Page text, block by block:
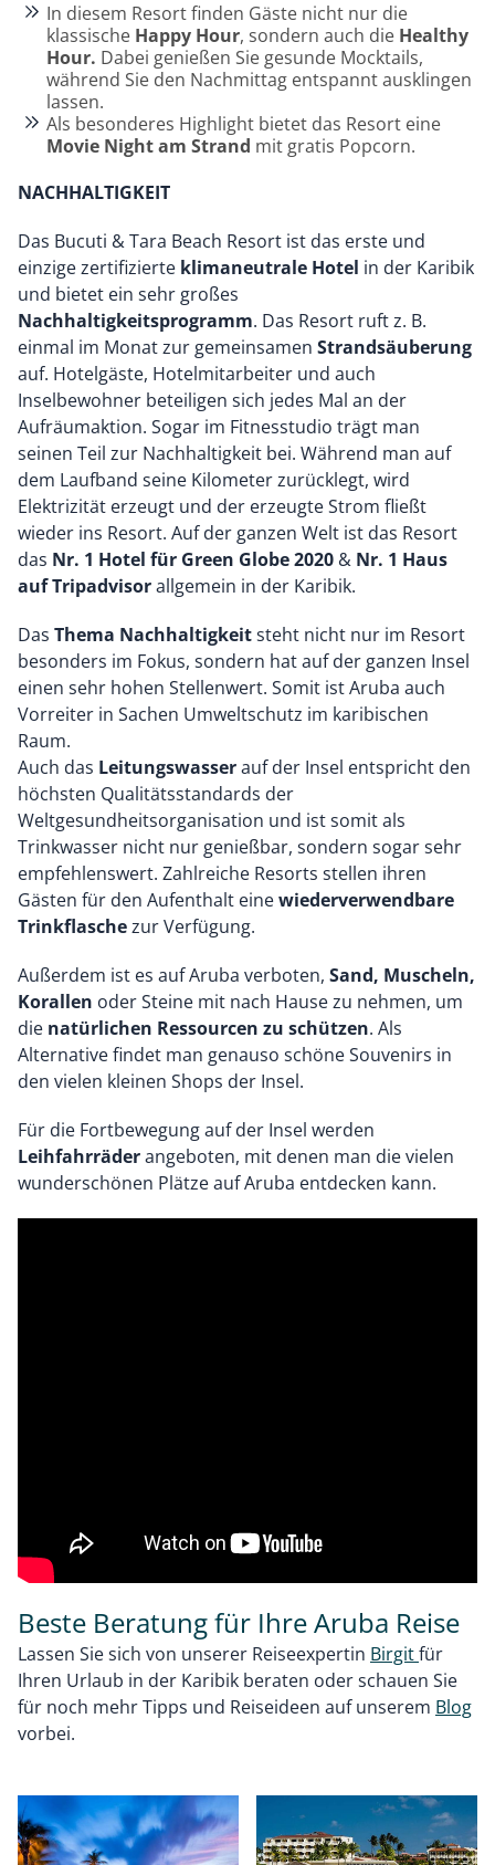
In diesem Resort finden Gäste nicht nur die
klassische Happy Hour, sondern auch die Healthy
Hour. Dabei genießen Sie gesunde Mocktails,
während Sie den Nachmittag entspannt ausklingen
lassen.
Als besonderes Highlight bietet das Resort eine
Movie Night am Strand mit gratis Popcorn.
NACHHALTIGKEIT
Das Bucuti & Tara Beach Resort ist das erste und
einzige zertifizierte klimaneutrale Hotel in der Karibik
und bietet ein sehr großes
Nachhaltigkeitsprogramm. Das Resort ruft z. B.
einmal im Monat zur gemeinsamen Strandsäuberung
auf. Hotelgäste, Hotelmitarbeiter und auch
Inselbewohner beteiligen sich jedes Mal an der
Aufräumaktion. Sogar im Fitnesstudio trägt man
seinen Teil zur Nachhaltigkeit bei. Während man auf
dem Laufband seine Kilometer zurücklegt, wird
Elektrizität erzeugt und der erzeugte Strom fließt
wieder ins Resort. Auf der ganzen Welt ist das Resort
das Nr. 1 Hotel für Green Globe 2020 & Nr. 1 Haus
auf Tripadvisorallgemein in der Karibik.
Das Thema Nachhaltigkeitsteht nicht nur im Resort
besonders im Fokus, sondern hat auf der ganzen Insel
einen sehr hohen Stellenwert. Somit ist Aruba auch
Vorreiter in Sachen Umweltschutz im karibischen
Raum.
Auch das Leitungswasserauf der Insel entspricht den
höchsten Qualitätsstandards der
Weltgesundheitsorganisation und ist somit als
Trinkwasser nicht nur genießbar, sondern sogar sehr
empfehlenswert. Zahlreiche Resorts stellen ihren
Gästen für den Aufenthalt einewiederverwendbare
Trinkflaschezur Verfügung.
Außerdem ist es auf Aruba verboten, Sand, Muscheln,
Korallen oder Steine mit nach Hause zu nehmen, um
die natürlichen Ressourcen zu schützen. Als
Alternative findet man genauso schöne Souvenirs in
den vielen kleinen Shops der Insel.
Für die Fortbewegung auf der Insel werden
Leihfahrräderangeboten, mit denen man die vielen
wunderschönen Plätze auf Aruba entdecken kann.
Beste Beratung für Ihre Aruba Reise
Lassen Sie sich von unserer Reiseexpertin Birgitfür
Ihren Urlaub in der Karibik beraten oder schauen Sie
für noch mehr Tipps und Reiseideen auf unserem Blog
vorbei.